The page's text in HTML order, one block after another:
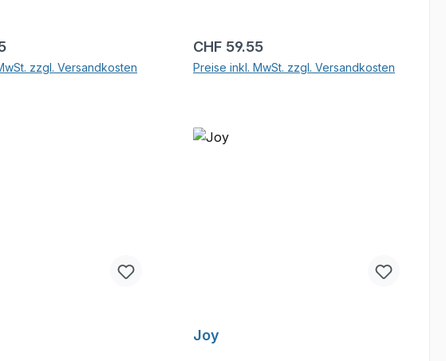
zzgl. Versandkosten
Regulärer Preis:
CHF 59.55
Preise inkl. MwSt. zzgl. Versandkosten
Joy